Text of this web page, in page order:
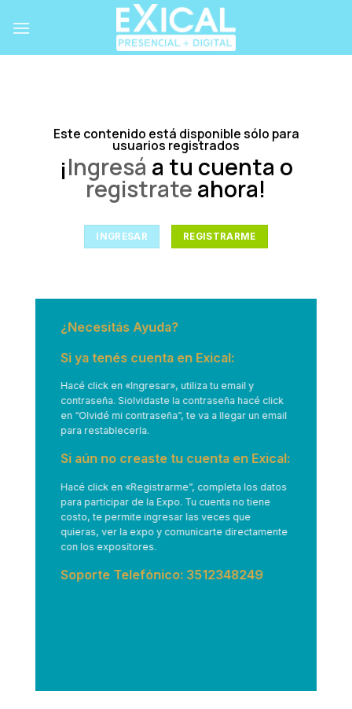
Este contenido está disponible sólo para
usuarios registrados
¡Ingresá a tu cuenta o
registrate ahora!
INGRESAR REGISTRARME
¿Necesitás Ayuda?
Si ya tenés cuenta en Exical:
Hacé click en «Ingresar», utiliza tu email y
contraseña. Siolvidaste la contraseña hacé click
en “Olvidé mi contraseña”, te va a llegar un email
para restablecerla.
Si aún no creaste tu cuenta en Exical:
Hacé click en «Registrarme”, completa los datos
para participar de la Expo. Tu cuenta no tiene
costo, te permite ingresar las veces que
quieras, ver la expo y comunicarte directamente
con los expositores.
Soporte Telefónico: 3512348249